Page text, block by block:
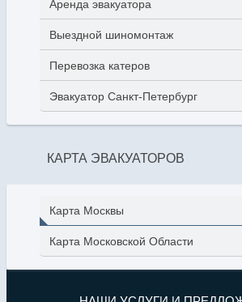
Аренда эвакуатора
Выездной шиномонтаж
Перевозка катеров
Эвакуатор Санкт-Петербург
КАРТА ЭВАКУАТОРОВ
Карта Москвы
Карта Московской Области